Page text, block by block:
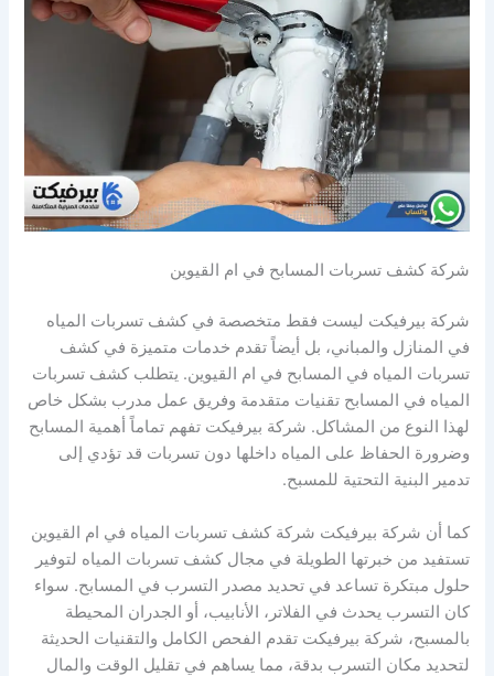
شركة كشف تسربات المسابح في ام القيوين
شركة بيرفيكت ليست فقط متخصصة في كشف تسربات المياه
في المنازل والمباني، بل أيضاً تقدم خدمات متميزة في كشف
تسربات المياه في المسابح في ام القيوين. يتطلب كشف تسربات
المياه في المسابح تقنيات متقدمة وفريق عمل مدرب بشكل خاص
لهذا النوع من المشاكل. شركة بيرفيكت تفهم تماماً أهمية المسابح
وضرورة الحفاظ على المياه داخلها دون تسربات قد تؤدي إلى
تدمير البنية التحتية للمسبح.
كما أن شركة بيرفيكت شركة كشف تسربات المياه في ام القيوين
تستفيد من خبرتها الطويلة في مجال كشف تسربات المياه لتوفير
حلول مبتكرة تساعد في تحديد مصدر التسرب في المسابح. سواء
كان التسرب يحدث في الفلاتر، الأنابيب، أو الجدران المحيطة
بالمسبح، شركة بيرفيكت تقدم الفحص الكامل والتقنيات الحديثة
لتحديد مكان التسرب بدقة، مما يساهم في تقليل الوقت والمال